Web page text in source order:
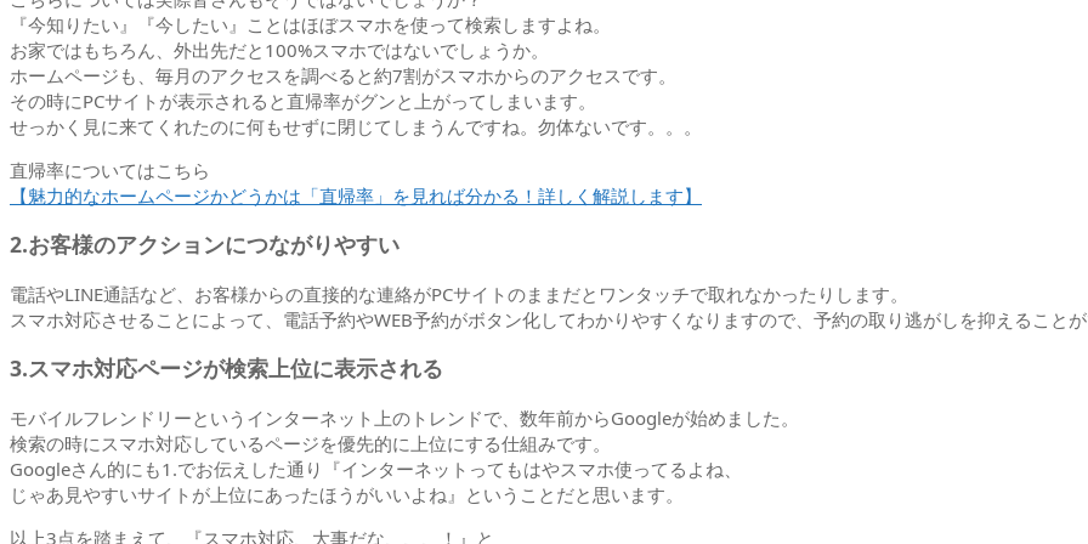
『今知りたい』『今したい』ことはほぼスマホを使って検索しますよね。
お家ではもちろん、外出先だと100%スマホではないでしょうか。
ホームページも、毎月のアクセスを調べると約7割がスマホからのアクセスです。
その時にPCサイトが表示されると直帰率がグンと上がってしまいます。
せっかく見に来てくれたのに何もせずに閉じてしまうんですね。勿体ないです。。。
直帰率についてはこちら
【魅力的なホームページかどうかは「直帰率」を見れば分かる！詳しく解説します】
2.お客様のアクションにつながりやすい
電話やLINE通話など、お客様からの直接的な連絡がPCサイトのままだとワンタッチで取れなかったりします。
スマホ対応させることによって、電話予約やWEB予約がボタン化してわかりやすくなりますので、予約の取り逃がしを抑えること
3.スマホ対応ページが検索上位に表示される
モバイルフレンドリーというインターネット上のトレンドで、数年前からGoogleが始めました。
検索の時にスマホ対応しているページを優先的に上位にする仕組みです。
Googleさん的にも1.でお伝えした通り『インターネットってもはやスマホ使ってるよね、
じゃあ見やすいサイトが上位にあったほうがいいよね』ということだと思います。
以上3点を踏まえて、『スマホ対応、大事だな、、、！』と